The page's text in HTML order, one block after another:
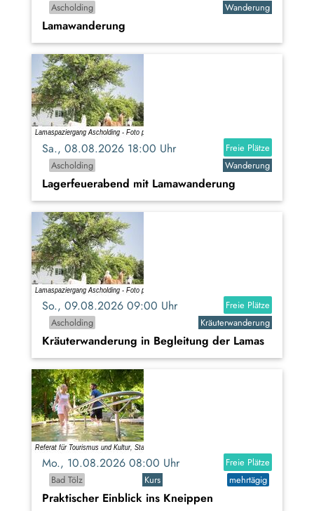
Ascholding
Wanderung
Lamawanderung
Sa., 08.08.2026 18:00 Uhr
Freie Plätze
Ascholding
Wanderung
Lagerfeuerabend mit Lamawanderung
So., 09.08.2026 09:00 Uhr
Freie Plätze
Ascholding
Kräuterwanderung
Kräuterwanderung in Begleitung der Lamas
Mo., 10.08.2026 08:00 Uhr
Freie Plätze
Bad Tölz
Kurs mehrtägig
Praktischer Einblick ins Kneippen